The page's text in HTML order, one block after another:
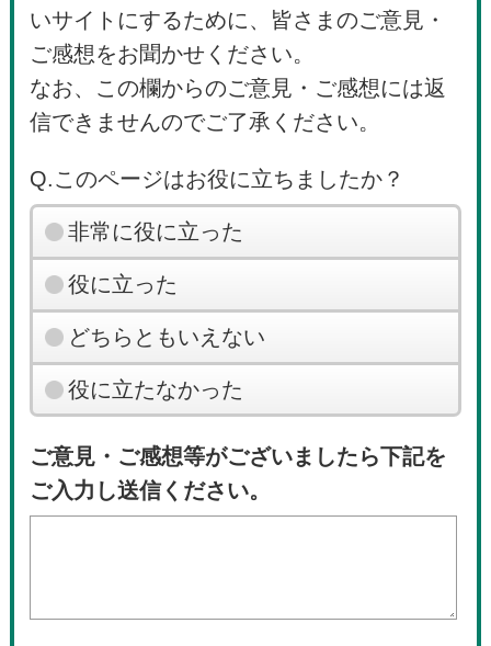
いサイトにするために、皆さまのご意見・
ご感想をお聞かせください。
なお、この欄からのご意見・ご感想には返
信できませんのでご了承ください。
Q.このページはお役に立ちましたか？
非常に役に立った
役に立った
どちらともいえない
役に立たなかった
ご意見・ご感想等がございましたら下記を
ご入力し送信ください。